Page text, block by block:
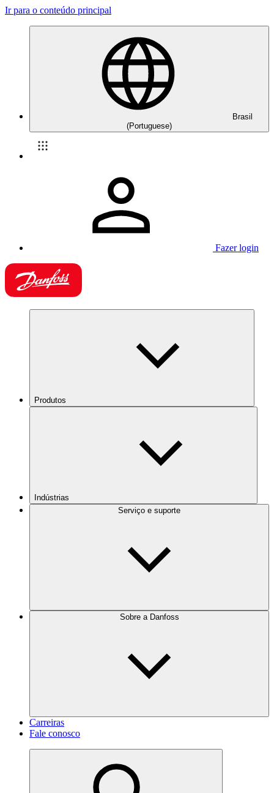
Ir para o conteúdo principal
Brasil
(Portuguese)
Fazer login
Produtos
Indústrias
Serviço e suporte
Sobre a Danfoss
Carreiras
Fale conosco